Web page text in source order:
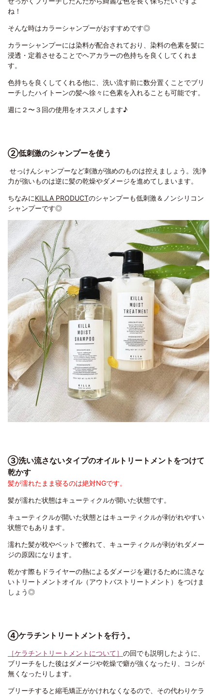
ね！
そんな時はカラーシャンプーがおすすめです◎
カラーシャンプーには染料が配合されており、 染料の色素を髪に
浸透・定着させることでヘアカラーの色持ちを良くしてくれま
す。
色持ちを良くしてくれる他に、洗い流す前に数分置くことでブリ
ーチしたハイトーンの髪へ徐々に色素を入れることも可能です。
週に２〜３回の使用をオススメします♪
②低刺激のシャンプーを使う
せっけんシャンプーなど刺激が強めのものは控えましょう。洗浄
力が強いものは逆に髪の乾燥やダメージを進めてしまいます。
ちなみにKILLA PRODUCTのシャンプーも低刺激＆ノンシリコン
シャンプーです◎
③洗い流さないタイプのオイルトリートメントをつけて
乾かす
髪が濡れたまま寝るのは絶対NGです。
髪が濡れた状態はキューティクルが開いた状態です。
キューティクルが開いた状態とはキューティクルが剥がれやすい
状態でもあります。
濡れた髪が枕やベットで擦れて、キューティクルが剥がれダメー
ジの原因になります。
乾かす際もドライヤーの熱によるダメージを避けるために流さな
いトリートメントオイル（アウトバストリートメント）をつけま
しょう◎
④ケラチントリートメントを行う。
［ケラチントリートメントについて］ の回でも説明したように、
ブリーチをした後はダメージや乾燥で癖が強くなったり、コシが
無くなったりします。
ブリーチすると縮毛矯正がかけれなくなるので、その代わりケラ